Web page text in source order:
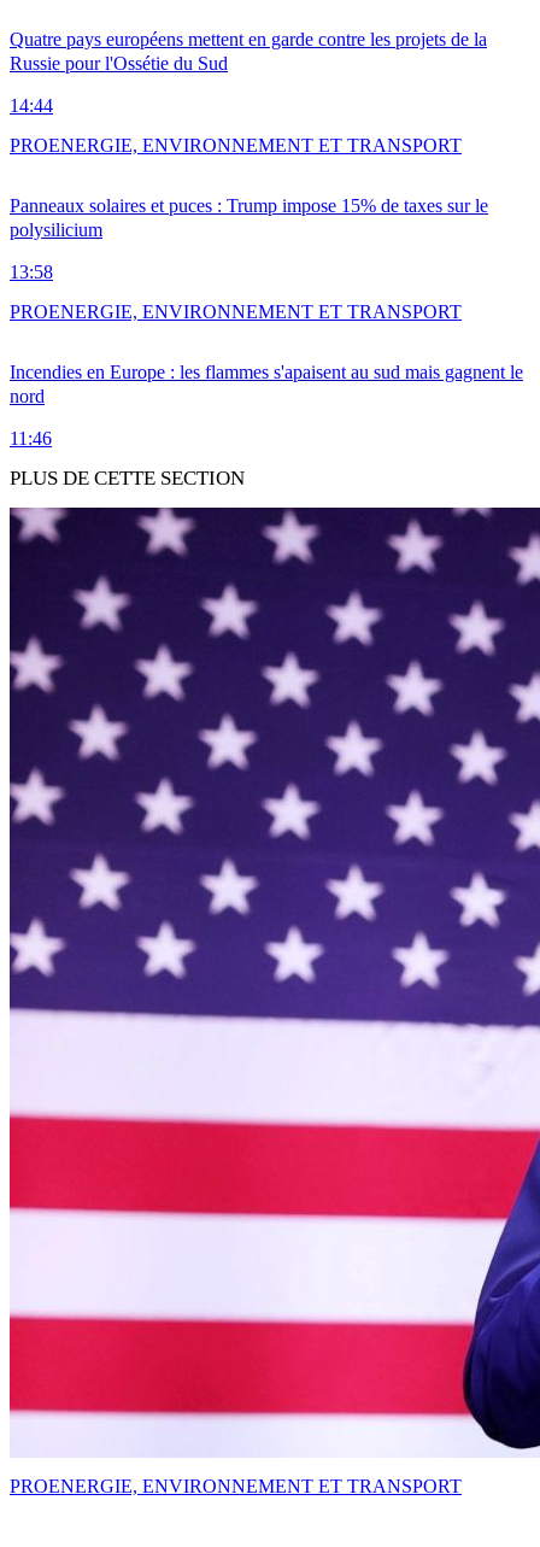
Quatre pays européens mettent en garde contre les projets de la
Russie pour l'Ossétie du Sud
14:44
Panneaux solaires et puces : Trump impose 15% de taxes sur le
polysilicium
13:58
PROENERGIE, ENVIRONNEMENT ET TRANSPORT
Incendies en Europe : les flammes s'apaisent au sud mais gagnent le
nord
11:46
PROENERGIE, ENVIRONNEMENT ET TRANSPORT
PLUS DE CETTE SECTION
PROENERGIE, ENVIRONNEMENT ET TRANSPORT